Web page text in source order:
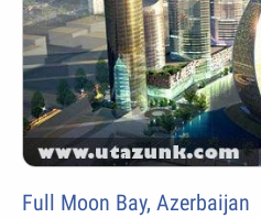
Full Moon Bay, Azerbaijan